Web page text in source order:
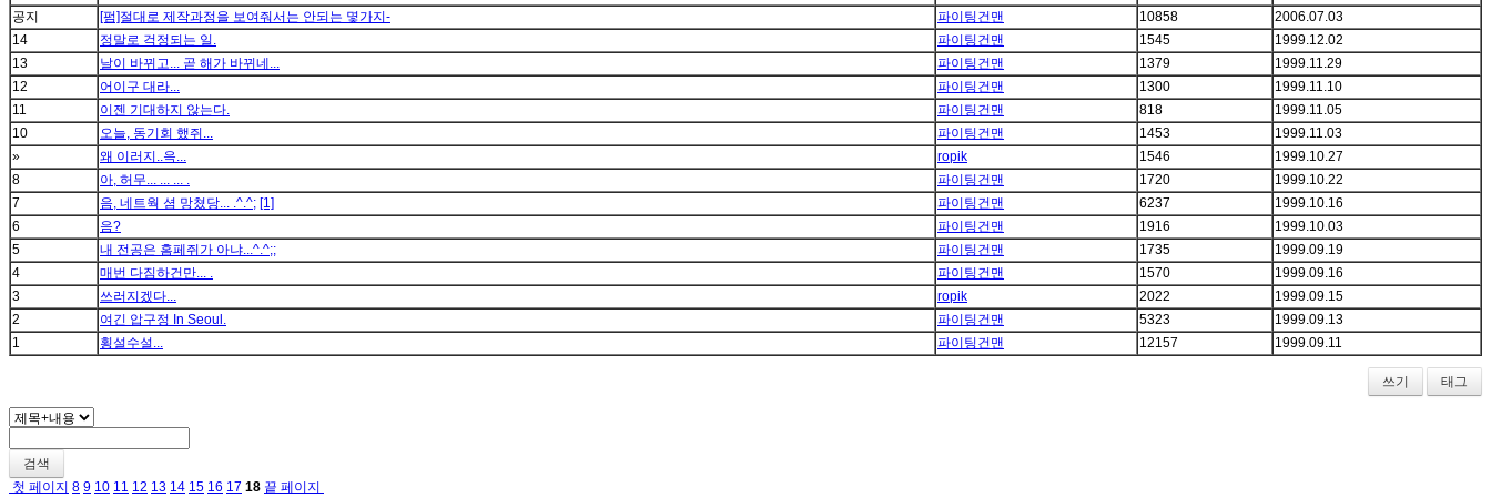
공지
[펌]절대로 제작과정을 보여줘서는 안되는 몇가지- 파이팅건맨 10858
2006.07.03
14
정말로 걱정되는 일. 파이팅건맨 1545
1999.12.02
13
날이 바뀌고... 곧 해가 바뀌네... 파이팅건맨 1379
1999.11.29
12
어이구 대라... 파이팅건맨 1300
1999.11.10
11
이젠 기대하지 않는다. 파이팅건맨 818
1999.11.05
10
오늘, 동기회 했쥐... 파이팅건맨 1453
1999.11.03
»
왜 이러지..윽... ropik 1546
1999.10.27
8
아, 허무... ... ... . 파이팅건맨 1720
1999.10.22
7
음, 네트웍 셤 망쳤당... .^.^; [1] 파이팅건맨 6237
1999.10.16
6
음? 파이팅건맨 1916
1999.10.03
5
내 전공은 홈페쥐가 아냐...^.^;; 파이팅건맨 1735
1999.09.19
4
매번 다짐하건만... . 파이팅건맨 1570
1999.09.16
3
쓰러지겠다... ropik 2022
1999.09.15
2
여긴 압구정 In Seoul. 파이팅건맨 5323
1999.09.13
1
횡설수설... 파이팅건맨 12157 1999.09.11
쓰기 태그
검색
첫 페이지 8 9 10 11 12 13 14 15 16 17 18 끝 페이지